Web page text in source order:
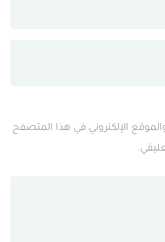
الإلكتروني في هذا المتصفح